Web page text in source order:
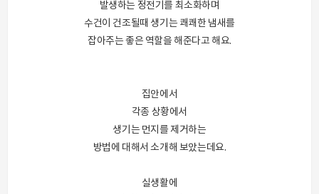
발생하는 정전기를 최소화하며
수건이 건조될때 생기는 쾌쾌한 냄새를
잡아주는 좋은 역할을 해준다고 해요.
집안에서
각종 상황에서
생기는 먼지를 제거하는
방법에 대해서 소개해 보았는데요.
실생활에